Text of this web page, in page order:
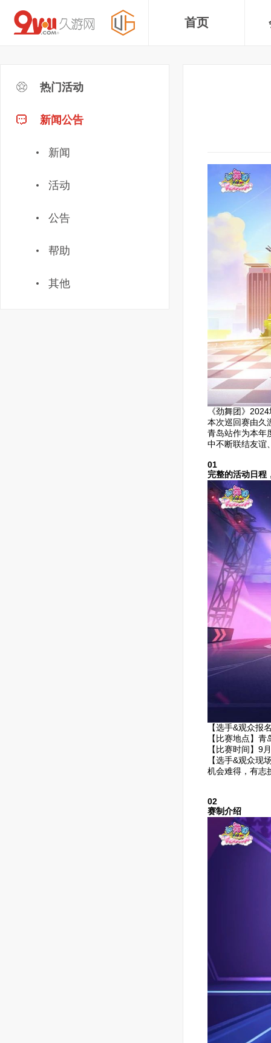
首页
热门活动
新闻公告
新闻
活动
公告
帮助
其他
《劲舞团》
本次巡回赛由久
青岛站作为本年
中不断联结友谊
01
完整的活动日程
【选手&观众
【比赛地点】青
【比赛时间】9
【选手&观众现
机会难得，有志
02
赛制介绍